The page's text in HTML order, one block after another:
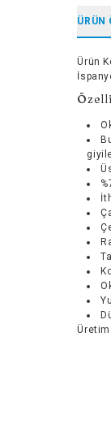
ÜRÜN
Ürün
Üretim